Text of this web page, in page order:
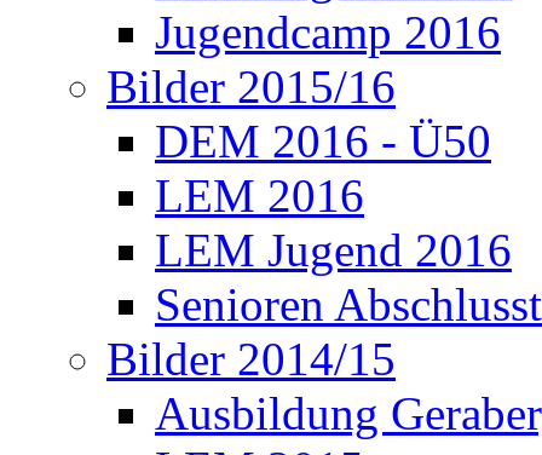
Jugendcamp 2016
Bilder 2015/16
DEM 2016 - Ü50
LEM 2016
LEM Jugend 2016
Senioren
Bilder 2014/15
Ausbildung